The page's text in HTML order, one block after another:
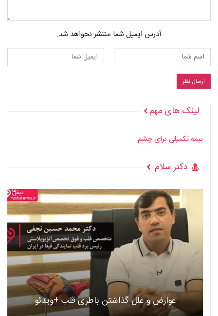
آدرس ایمیل شما منتشر نخواهد شد.
لینک های مهم
بیمه تکمیلی برای چشم
دکتر سلام
عوارض و علل گذاشتن باطری قلب +ویدئو